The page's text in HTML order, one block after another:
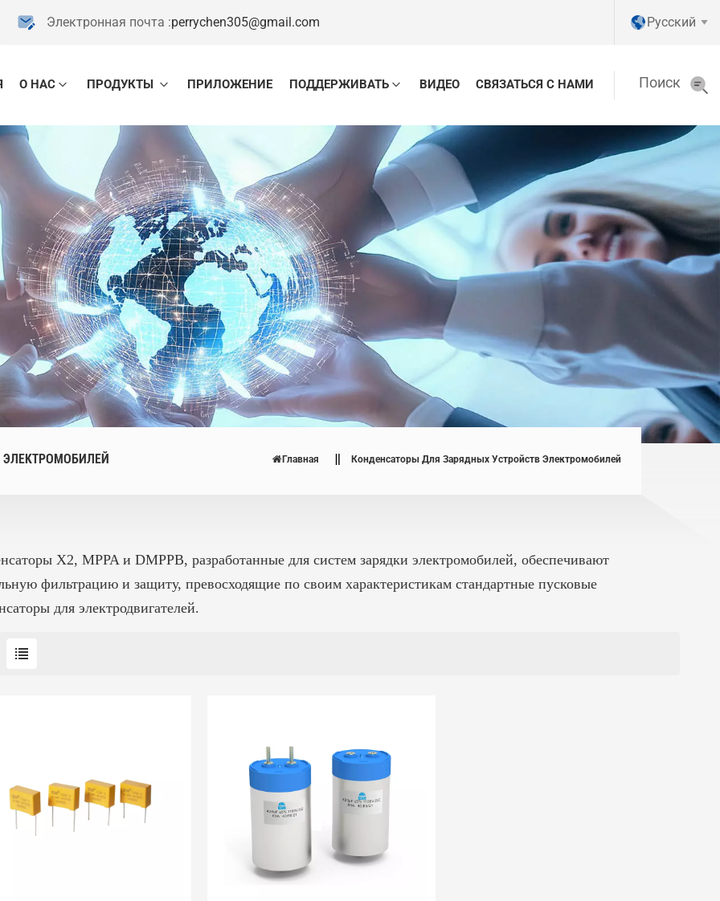
Электронная почта :perrychen305@gmail.com Pусский
English
Pусский
О НАС ПРОДУКТЫ ПРИЛОЖЕНИЕ ПОДДЕРЖИВАТЬ ВИДЕО СВЯЗАТЬСЯ С НАМИ Поиск
Главная Конденсаторы Для Зарядных Устройств Электромобилей
X2, MPPA и DMPPB, разработанные для систем зарядки электромобилей, обеспечивают
фильтрацию и защиту, превосходящие по своим характеристикам стандартные пусковые
для электродвигателей.